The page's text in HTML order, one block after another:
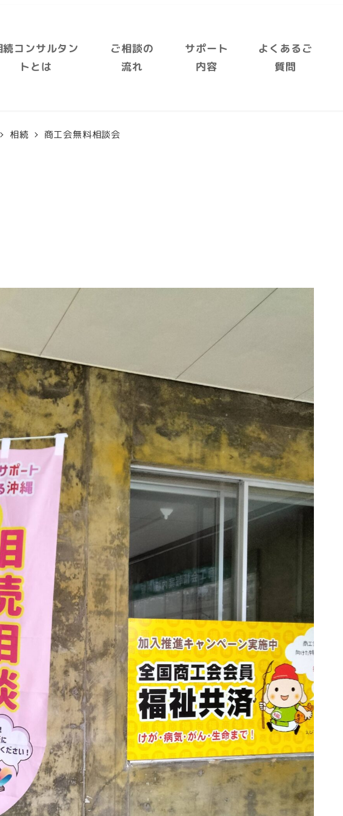
続コンサルタン
トとは
ご相談の
流れ
サポート
内容
よくあるご
質問
相続 商工会無料相談会